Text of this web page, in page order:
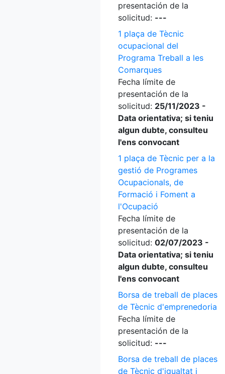
presentación de la
solicitud: ---
1 plaça de Tècnic
ocupacional del
Programa Treball a les
Comarques
Fecha límite de
presentación de la
solicitud: 25/11/2023 -
Data orientativa; si teniu
algun dubte, consulteu
l'ens convocant
1 plaça de Tècnic per a la
gestió de Programes
Ocupacionals, de
Formació i Foment a
l'Ocupació
Fecha límite de
presentación de la
solicitud: 02/07/2023 -
Data orientativa; si teniu
algun dubte, consulteu
l'ens convocant
Borsa de treball de places
de Tècnic d'emprenedoria
Fecha límite de
presentación de la
solicitud: ---
Borsa de treball de places
de Tècnic d'igualtat i